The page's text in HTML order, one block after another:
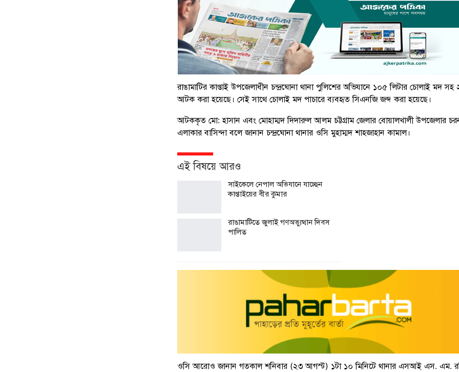
রাঙামাটির কাপ্তাই উপজেলাধীন চন্দ্রঘোনা থানা পুলিশের অভিযানে ১০৫ লিটার চোলাই মদ
আটক করা হয়েছে। সেই সাথে চোলাই মদ পাচারে ব্যবহৃত সিএনজি জব্দ করা হয়েছে।
আটককৃত মো: হাসান এবং মোহাম্মদ দিদারুল আলম চট্টগ্রাম জেলার বোয়ালখালী উপজেলার
এলাকার বাসিন্দা বলে জানান চন্দ্রঘোনা থানার ওসি মুহাম্মদ শাহজাহান কামাল।
এই বিষয়ে আরও
সাইকেলে নেপাল অভিযানে যাচ্ছেন
কাপ্তাইয়ের বীর কুমার
রাঙামাটিতে জুলাই গণঅভ্যুত্থান দিবস
পালিত
ওসি আরোও জানান গতকাল শনিবার (২৩ আগস্ট) ১টা ১০ মিনিটে থানার এসআই এস. এম.